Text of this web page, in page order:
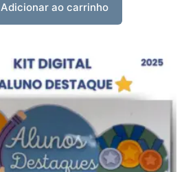
Adicionar ao carrinho